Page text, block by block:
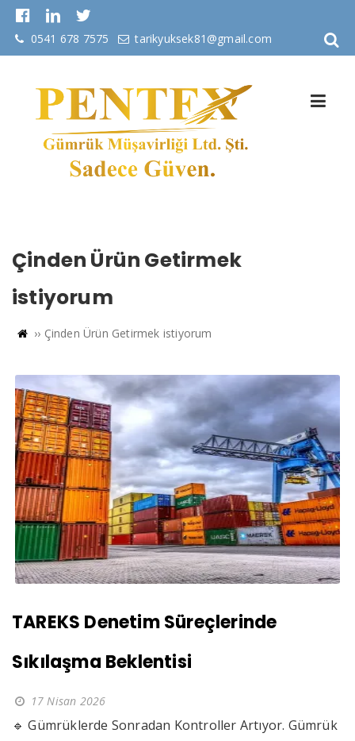
0541 678 7575 tarikyuksek81@gmail.com
Çinden Ürün Getirmek
istiyorum
›› Çinden Ürün Getirmek istiyorum
TAREKS Denetim Süreçlerinde
Sıkılaşma Beklentisi
17 Nisan 2026
🔹 Gümrüklerde Sonradan Kontroller Artıyor. Gümrük